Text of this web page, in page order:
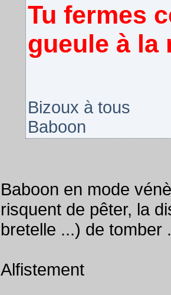
Tu fermes
gueule à la
Bizoux à tous
Baboon
Baboon en mode
risquent de pêter, la
bretelle ...) de
Alfistement